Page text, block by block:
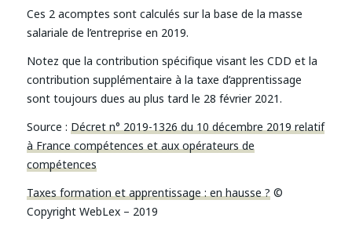
Ces 2 acomptes sont calculés sur la base de la masse
salariale de l’entreprise en 2019.
Notez que la contribution spécifique visant les CDD et la
contribution supplémentaire à la taxe d’apprentissage
sont toujours dues au plus tard le 28 février 2021.
Source : Décret n° 2019-1326 du 10 décembre 2019 relatif
à France compétences et aux opérateurs de
compétences
Taxes formation et apprentissage : en hausse ? ©
Copyright WebLex – 2019